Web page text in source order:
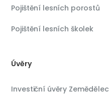
Pojištění lesních porostů
Pojištění lesních školek
Úvěry
Investiční úvěry Zemědělec